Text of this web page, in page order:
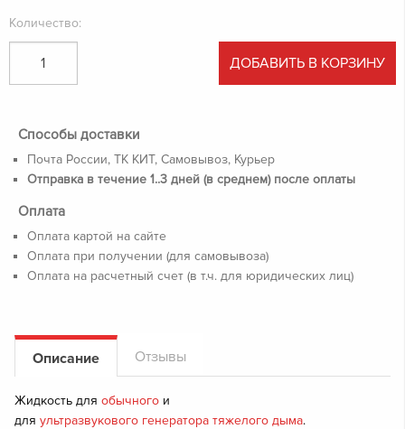
Количество:
ДОБАВИТЬ В КОРЗИНУ
Способы доставки
Почта России, ТК КИТ, Самовывоз, Курьер
Отправка в течение 1..3 дней (в среднем) после оплаты
Оплата
Оплата картой на сайте
Оплата при получении (для самовывоза)
Оплата на расчетный счет (в т.ч. для юридических лиц)
Описание Отзывы
Жидкость для обычного и
для ультразвукового генератора тяжелого дыма.